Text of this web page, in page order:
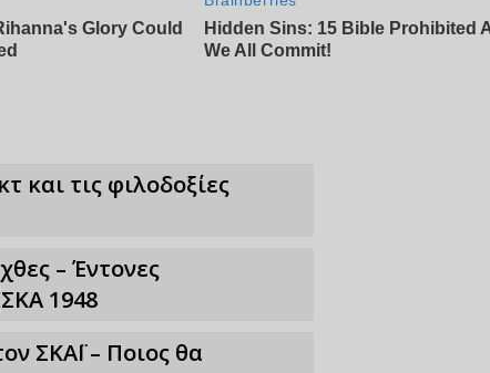
και τις φιλοδοξίες
– Έντονες
1948
ΣΚΑΪ – Ποιος θα